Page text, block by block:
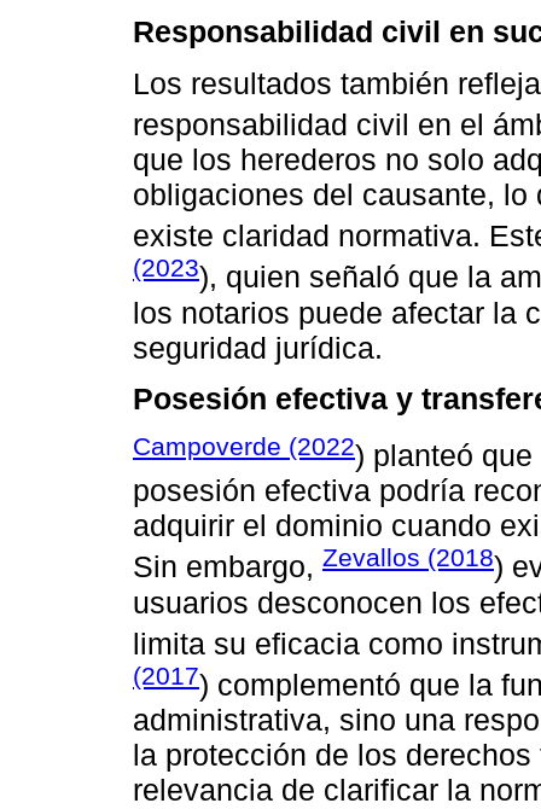
Responsabilidad civil en
Los resultados también
responsabilidad civil en el
que los herederos no solo
obligaciones del causante,
existe claridad normativa.
(2023), quien señaló que la
los notarios puede afectar la
seguridad jurídica.
Posesión efectiva y
Campoverde (2022) planteó
posesión efectiva podría
adquirir el dominio cuando
Sin embargo, Zevallos (2018)
usuarios desconocen los
limita su eficacia como
(2017) complementó que la
administrativa, sino una
la protección de los
relevancia de clarificar la